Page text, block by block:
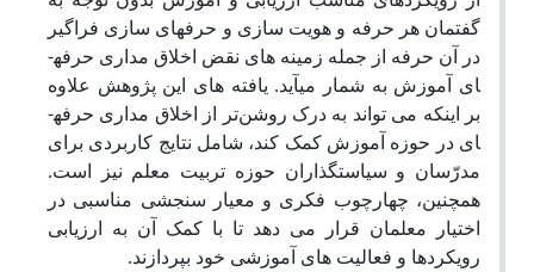
گفتمان هر حرفه و هویت­ سازی و حرفه­ای­ سازی فراگیر
در آن حرفه از جمله زمینه ­های نقض اخلاق ­مداری حرفه­
ای آموزش به­ شمار می­آید. یافته­ های این پژوهش علاوه
بر اینکه می­ تواند به درک روشن‌تر از اخلاق ­مداری حرفه­
ای در حوزه آموزش کمک کند، شامل نتایج کاربردی برای
مدرّسان و سیاست­گذاران حوزه تربیت معلم نیز است.
همچنین، چهارچوب فکری و معیار سنجشی مناسبی در
اختیار معلمان قرار می­ دهد تا با کمک آن به ارزیابی
رویکردها و فعالیت­ های آموزشی خود بپردازند.